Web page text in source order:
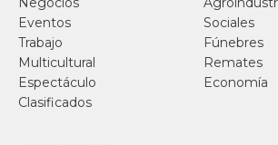
Eventos
Sociales
Trabajo
Fúnebres
Multicultural
Remates
Espectáculo
Economía
Clasificados